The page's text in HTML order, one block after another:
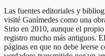
Las fuentes editoriales y
visité Ganímedes como una
Sirio en 2010, aunque el
registro mucho más antiguos.
páginas en que no debe leerse